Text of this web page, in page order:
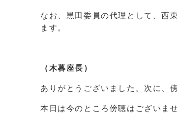
なお、黒田委員の代理として、西
ます。
（木暮座長）
ありがとうございました。次に、
本日は今のところ傍聴はございま